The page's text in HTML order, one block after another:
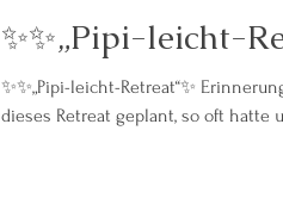
✨✨„Pipi-leicht-
✨✨„Pipi-leicht-Retreat“✨ Erinnerungen... So lange schon war
dieses Retreat geplant, so oft hatte